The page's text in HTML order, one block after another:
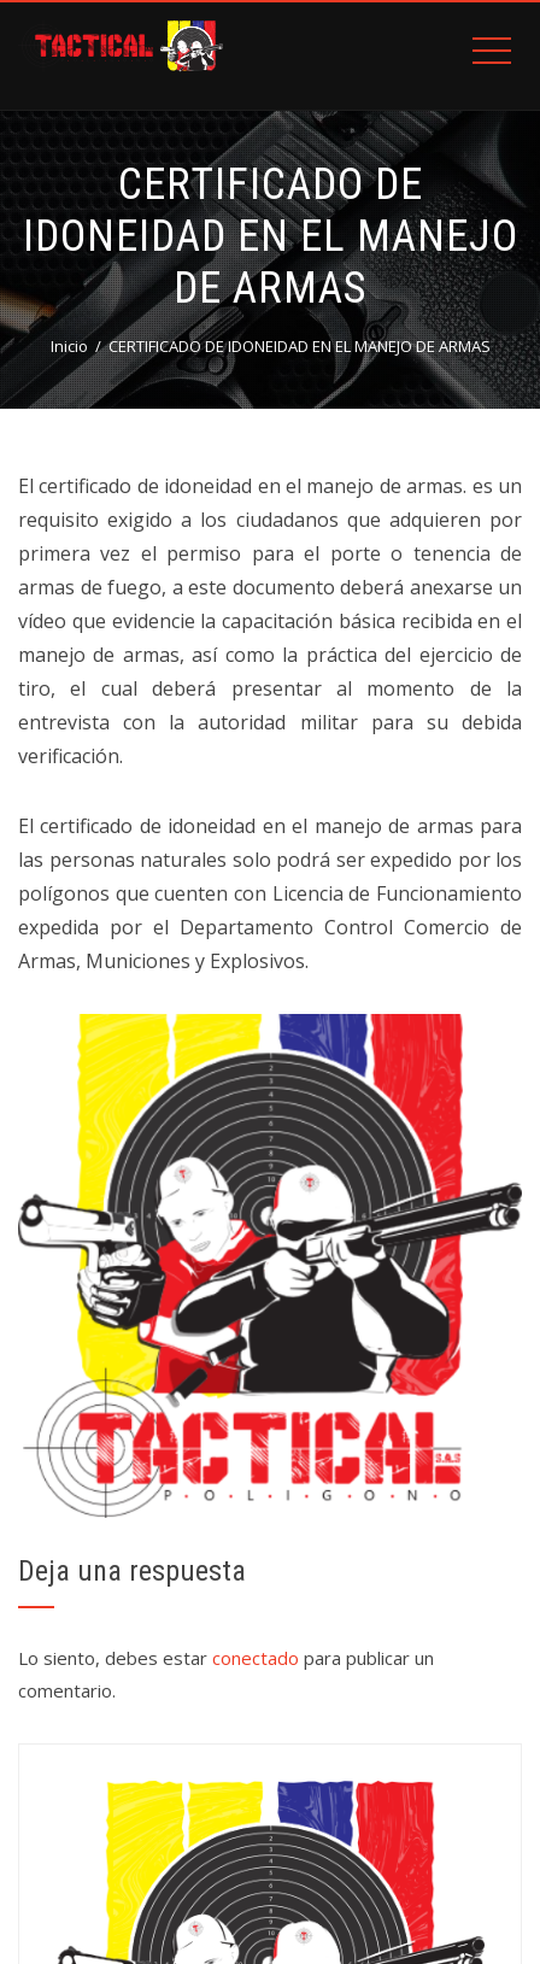
CERTIFICADO DE
IDONEIDAD EN EL MANEJO
DE ARMAS
Inicio CERTIFICADO DE IDONEIDAD EN EL MANEJO DE ARMAS
El certificado de idoneidad en el manejo de armas. es un
requisito exigido a los ciudadanos que adquieren por
primera vez el permiso para el porte o tenencia de
armas de fuego, a este documento deberá anexarse un
vídeo que evidencie la capacitación básica recibida en el
manejo de armas, así como la práctica del ejercicio de
tiro, el cual deberá presentar al momento de la
entrevista con la autoridad militar para su debida
verificación.
El certificado de idoneidad en el manejo de armas para
las personas naturales solo podrá ser expedido por los
polígonos que cuenten con Licencia de Funcionamiento
expedida por el Departamento Control Comercio de
Armas, Municiones y Explosivos.
Deja una respuesta
Lo siento, debes estar conectado para publicar un
comentario.